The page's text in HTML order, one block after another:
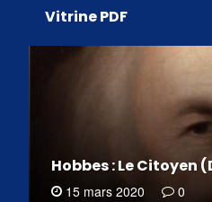
Vitrine PDF
Hobbes : Le Citoyen
15 mars 2020 0